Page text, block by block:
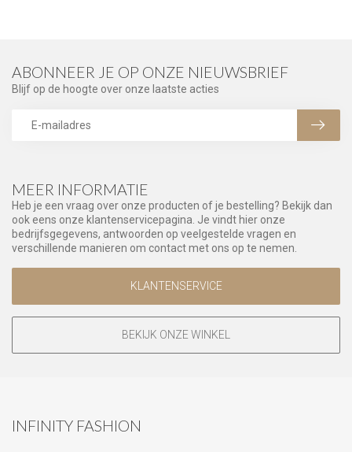
MEER INFORMATIE
Heb je een vraag over onze producten of je bestelling? Bekijk dan
ook eens onze klantenservicepagina. Je vindt hier onze
bedrijfsgegevens, antwoorden op veelgestelde vragen en
verschillende manieren om contact met ons op te nemen.
KLANTENSERVICE
BEKIJK ONZE WINKEL
ABONNEER JE OP ONZE NIEUWSBRIEF
Blijf op de hoogte over onze laatste acties
INFINITY FASHION